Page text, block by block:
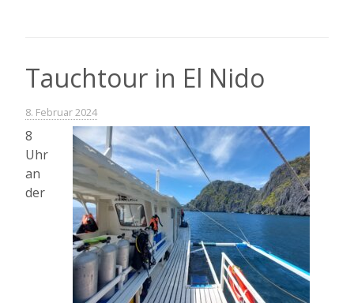
krank
:
Tauchtour in El Nido
8. Februar 2024
8
Uhr
an
der